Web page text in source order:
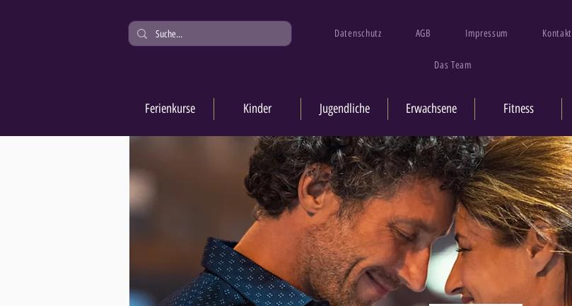
Datenschutz AGB Impressum Kontakt
Das Team
Ferienkurse Kinder Jugendliche Erwachsene Fitness